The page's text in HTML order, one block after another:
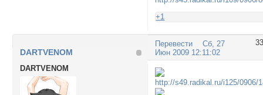
+1
Перевести 33
Сб, 27
Июн 2009 12:11:02
DARTVENOM
DARTVENOM